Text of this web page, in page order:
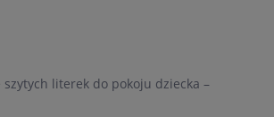
szytych literek do pokoju dziecka –